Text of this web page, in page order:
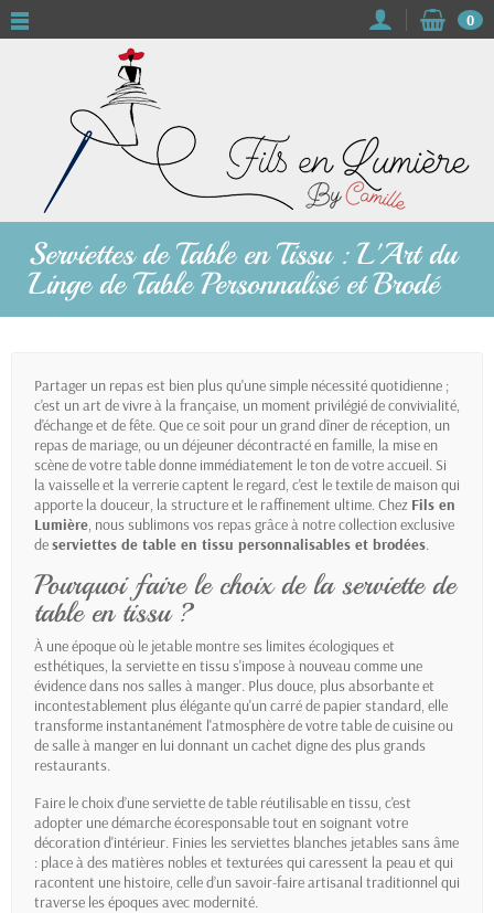
0
Serviettes de Table en Tissu : L'Art du
Linge de Table Personnalisé et Brodé
Partager un repas est bien plus qu'une simple nécessité quotidienne ;
c'est un art de vivre à la française, un moment privilégié de convivialité,
d'échange et de fête. Que ce soit pour un grand dîner de réception, un
repas de mariage, ou un déjeuner décontracté en famille, la mise en
scène de votre table donne immédiatement le ton de votre accueil. Si
la vaisselle et la verrerie captent le regard, c'est le textile de maison qui
apporte la douceur, la structure et le raffinement ultime. Chez Fils en
Lumière, nous sublimons vos repas grâce à notre collection exclusive
deserviettes de table en tissu personnalisables et brodées.
Pourquoi faire le choix de la serviette de
table en tissu ?
À une époque où le jetable montre ses limites écologiques et
esthétiques, la serviette en tissu s'impose à nouveau comme une
évidence dans nos salles à manger. Plus douce, plus absorbante et
incontestablement plus élégante qu'un carré de papier standard, elle
transforme instantanément l'atmosphère de votre table de cuisine ou
de salle à manger en lui donnant un cachet digne des plus grands
restaurants.
Faire le choix d’une serviette de table réutilisable en tissu, c'est
adopter une démarche écoresponsable tout en soignant votre
décoration d'intérieur. Finies les serviettes blanches jetables sans âme
: place à des matières nobles et texturées qui caressent la peau et qui
racontent une histoire, celle d’un savoir-faire artisanal traditionnel qui
traverse les époques avec modernité.